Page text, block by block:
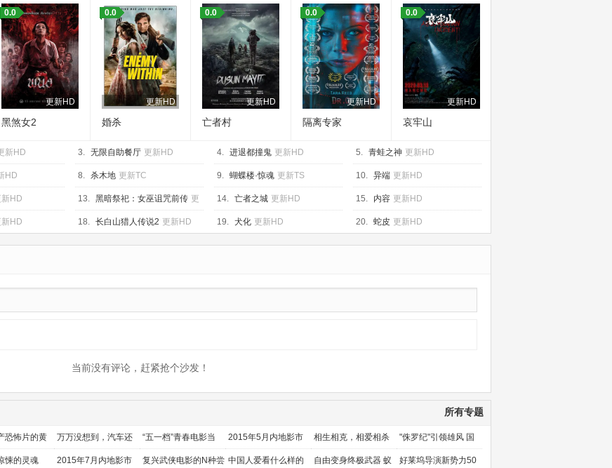
更新HD
0.0
黑煞女2
更新HD
0.0
婚杀
更新HD
0.0
亡者村
更新HD
0.0
隔离专家
更新HD
0.0
哀牢山
新HD 3. 无限自助餐厅 更新HD 4. 进退都撞鬼 更新HD 5. 青蛙之神 更新HD
HD 8. 杀木地 更新TC 9. 蝴蝶楼·惊魂 更新TS 10. 异端 更新HD
新HD 13. 黑暗祭祀：女巫诅咒前传 更
新HD
14. 亡者之城 更新HD 15. 内容 更新HD
新HD 18. 长白山猎人传说2 更新HD 19. 犬化 更新HD 20. 蛇皮 更新HD
当前没有评论，赶紧抢个沙发！
所有专题
恐怖片的黄 万万没想到，汽车还
能干这个？
“五一档”青春电影当
道
2015年5月内地影市
前瞻
相生相克，相爱相杀 "侏罗纪"引领雄风 国
产片下旬逆袭
悚的灵魂 2015年7月内地影市 复兴武侠电影的N种尝 中国人爱看什么样的 自由变身终极武器 蚁 好莱坞导演新势力50